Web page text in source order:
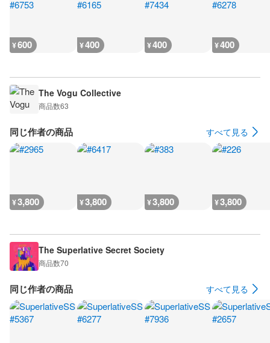
¥600 ¥400 ¥400 ¥400
The Vogu Collective
商品数63
同じ作者の商品 すべて見る
¥3,800 ¥3,800 ¥3,800 ¥3,800
The Superlative Secret Society
商品数70
同じ作者の商品 すべて見る